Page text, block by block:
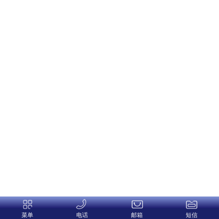
菜单 电话 邮箱 短信